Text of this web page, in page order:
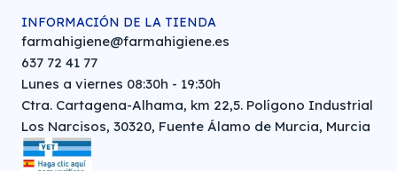
INFORMACIÓN DE LA TIENDA
farmahigiene@farmahigiene.es
637 72 41 77
Lunes a viernes 08:30h - 19:30h
Ctra. Cartagena-Alhama, km 22,5. Polígono Industrial
Los Narcisos, 30320, Fuente Álamo de Murcia, Murcia